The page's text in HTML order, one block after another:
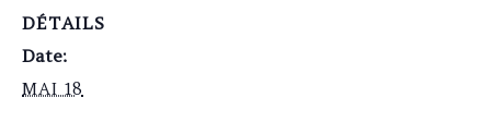
DÉTAILS
Date:
MAI 18